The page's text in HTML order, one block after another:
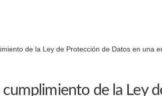
de la Ley de Protección de Datos en una
cumplimiento de la Ley